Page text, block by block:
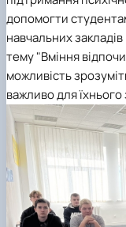
допомогти
навчальних
тему "Вміння
можливість
важливо для